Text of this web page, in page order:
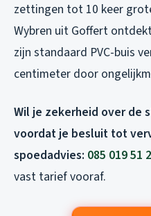
zettingen tot 10 keer
Wybren uit Goffert
zijn standaard PVC-buis
centimeter door
Wil je zekerheid over de
voordat je besluit tot
spoedadvies: 085 019 51
vast tarief vooraf.